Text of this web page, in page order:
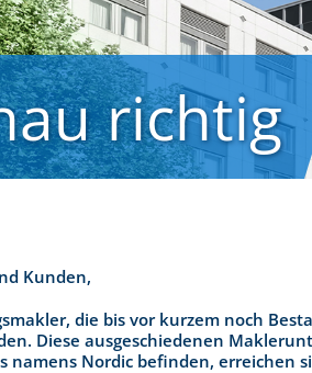
richtig
Kunden,
die bis vor kurzem noch
Diese ausgeschiedenen
namens Nordic befinden,